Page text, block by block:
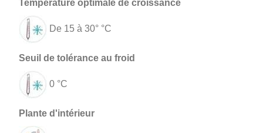
De 15 à 30° °C
0 °C